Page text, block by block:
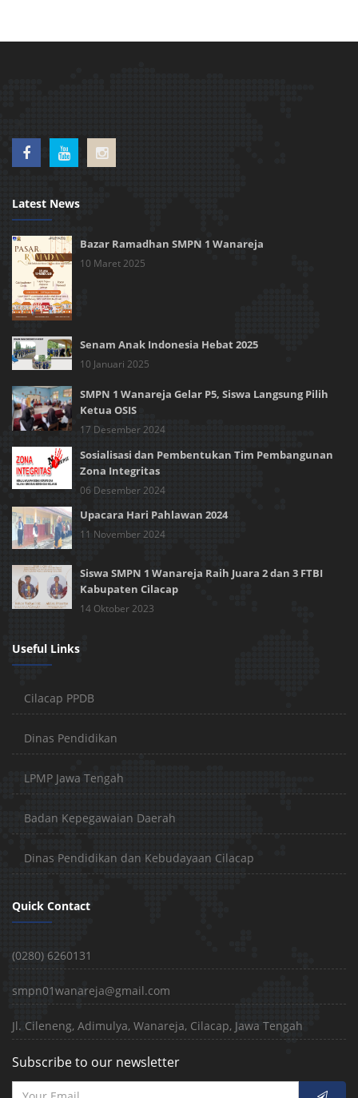
Latest News
Bazar Ramadhan SMPN 1 Wanareja
10 Maret 2025
Senam Anak Indonesia Hebat 2025
10 Januari 2025
SMPN 1 Wanareja Gelar P5, Siswa Langsung Pilih
Ketua OSIS
17 Desember 2024
Sosialisasi dan Pembentukan Tim Pembangunan
Zona Integritas
06 Desember 2024
Upacara Hari Pahlawan 2024
11 November 2024
Siswa SMPN 1 Wanareja Raih Juara 2 dan 3 FTBI
Kabupaten Cilacap
14 Oktober 2023
Useful Links
Cilacap PPDB
Dinas Pendidikan
LPMP Jawa Tengah
Badan Kepegawaian Daerah
Dinas Pendidikan dan Kebudayaan Cilacap
Quick Contact
(0280) 6260131
smpn01wanareja@gmail.com
Jl. Cileneng, Adimulya, Wanareja, Cilacap, Jawa Tengah
Subscribe to our newsletter